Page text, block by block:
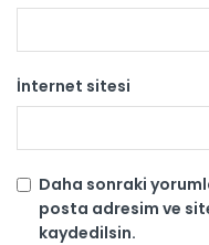
İnternet sitesi
Daha sonraki
posta adresim ve
kaydedilsin.